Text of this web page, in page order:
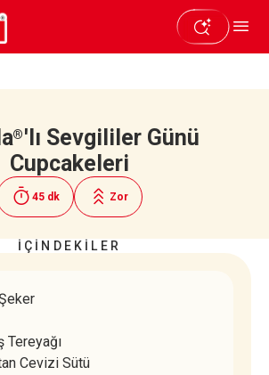
®'lı Sevgililer Günü
Cupcakeleri
45 dk Zor
Beğendiyseniz paylaşın
İÇİNDEKİLER
Tereyağı
Cevizi Sütü